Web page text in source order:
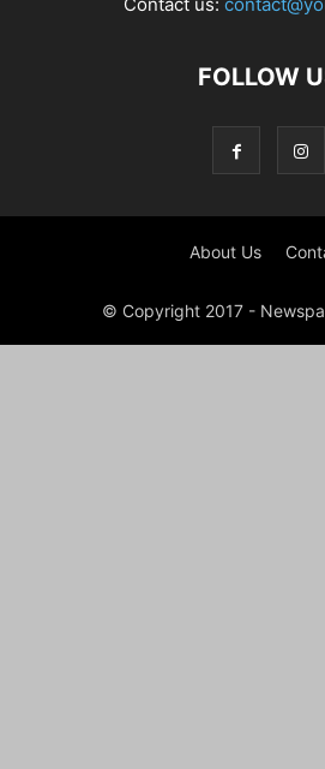
Contact us:
FOLLOW
About Us
© Copyright 2017 -